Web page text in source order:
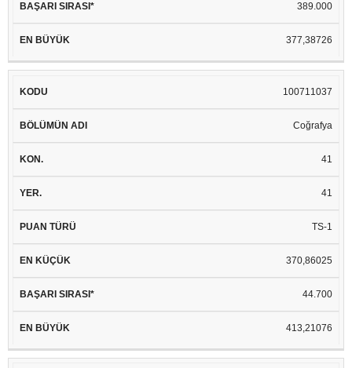
389.000
377,38726
100711037
Coğrafya
41
41
TS-1
370,86025
44.700
413,21076